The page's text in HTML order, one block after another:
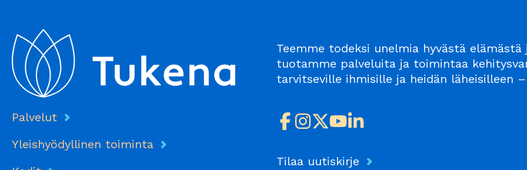
Teemme todeksi unelmia hyvästä
tuotamme palveluita ja toimintaa
tarvitseville ihmisille ja heidän läheisilleen –
Palvelut
Yleishyödyllinen toiminta
Tilaa uutiskirje